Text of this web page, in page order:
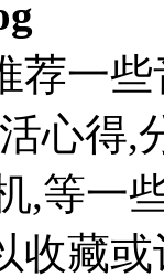
荐一
心得,
,等一
收藏